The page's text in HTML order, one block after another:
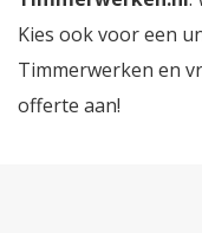
Kies ook voor een
Timmerwerken en
offerte aan!